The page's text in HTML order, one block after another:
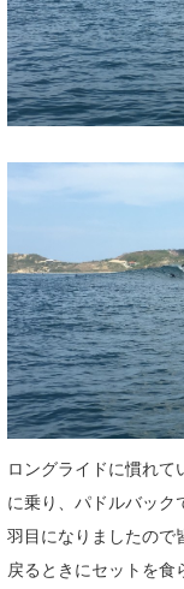
ロングライドに慣れ
に乗り、パドルバック
羽目になりましたので
戻るときにセットを食